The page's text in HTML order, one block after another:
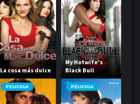
La cosa más dulce
My Hotwife's
Black Bull
PELICULA PELICULA